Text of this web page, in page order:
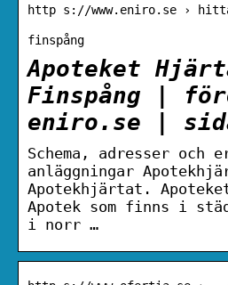
http s://www.eniro.se ›
finspång
Apoteket
Finspång |
eniro.se |
Schema, adresser och
anläggningar
Apotekhjärtat.
Apotek som finns i
i norr …